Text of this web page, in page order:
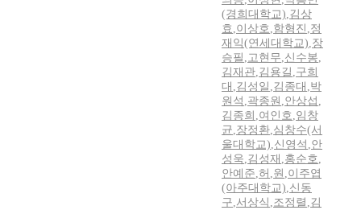
(경희대학교),김상
효 ,이상호,함형진 ,정
재익(연세대학교),장
승필 ,고현무,신수봉,
김재관,김용길 ,구희
대 ,김성일 ,김종대 ,박
원석 ,곽종원 ,안상섭 ,
김종희 ,여인호,임창
균,장정환,심창수(서
울대학교),신영석 ,안
성욱,김성재 ,홍순호,
안예준,허 ,원 ,이주엽
(아주대학교),신동
구,서상식 ,조정렬 ,김